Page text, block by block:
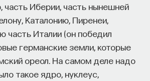
часть Иберии, часть нынешней
Каталонию, Пиренеи,
часть Италии (он победил
германские земли, которые
ореол. На самом деле надо
такое ядро, нуклеус,